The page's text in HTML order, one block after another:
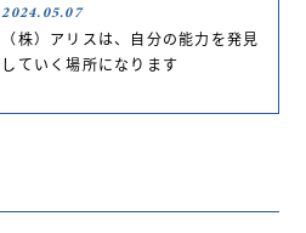
2024.05.07
（株）アリスは、自分の能力を発見
していく場所になります